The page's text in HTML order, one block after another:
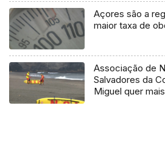
Açores são a
maior taxa de
Associação de
Salvadores da
Miguel quer